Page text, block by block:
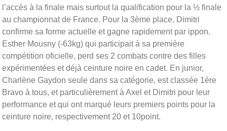
l’accès à la finale mais surtout la qualification pour la ½ finale
au championnat de France. Pour la 3ème place, Dimitri
confirme sa forme actuelle et gagne rapidement par ippon.
Esther Mousny (-63kg) qui participait à sa première
compétition oficielle, perd ses 2 combats contre des filles
expérimentées et déjà ceinture noire en cadet. En junior,
Charlène Gaydon seule dans sa catégorie, est classée 1ère
Bravo à tous, et particulièrement à Axel et Dimitri pour leur
performance et qui ont marqué leurs premiers points pour la
ceinture noire, respectivement 20 et 10point.